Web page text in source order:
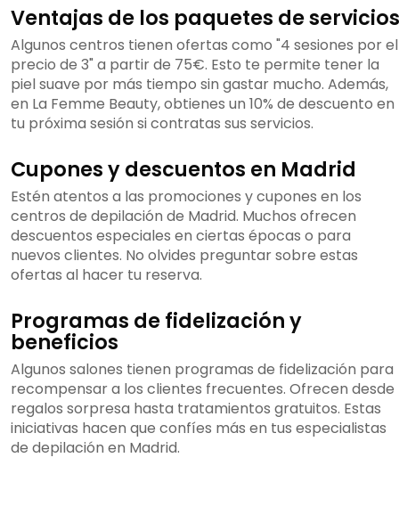
Ventajas de los paquetes de servicios
Algunos centros tienen ofertas como "4 sesiones por el
precio de 3" a partir de 75€. Esto te permite tener la
piel suave por más tiempo sin gastar mucho. Además,
en La Femme Beauty, obtienes un 10% de descuento en
tu próxima sesión si contratas sus servicios.
Cupones y descuentos en Madrid
Estén atentos a las promociones y cupones en los
centros de depilación de Madrid. Muchos ofrecen
descuentos especiales en ciertas épocas o para
nuevos clientes. No olvides preguntar sobre estas
ofertas al hacer tu reserva.
Programas de fidelización y
beneficios
Algunos salones tienen programas de fidelización para
recompensar a los clientes frecuentes. Ofrecen desde
regalos sorpresa hasta tratamientos gratuitos. Estas
iniciativas hacen que confíes más en tus especialistas
de depilación en Madrid.